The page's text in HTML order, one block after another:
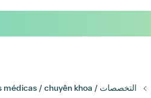
التخصصات / Especialidades médicas / chuyên khoa